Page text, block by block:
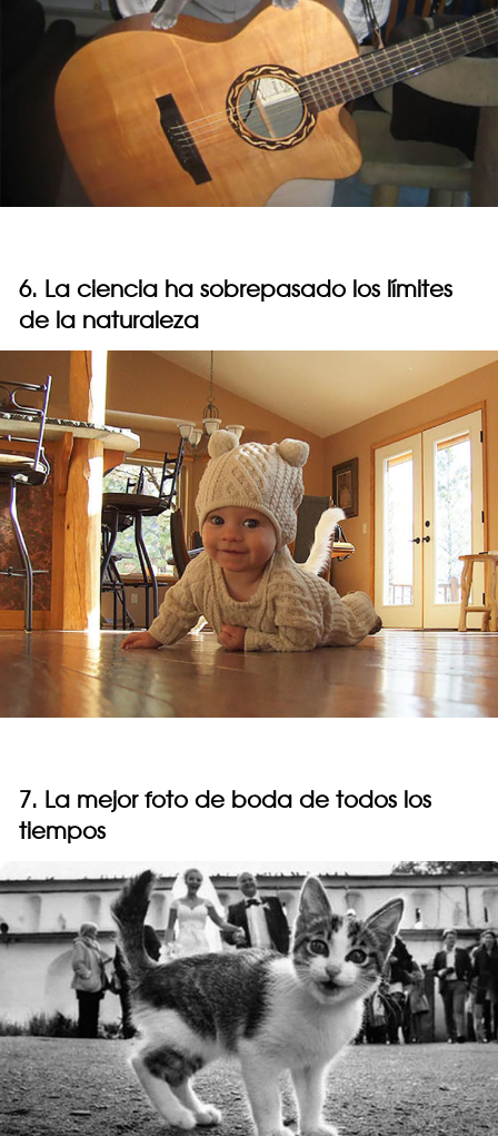
6. La ciencia ha sobrepasado los límites
de la naturaleza
7. La mejor foto de boda de todos los
tiempos